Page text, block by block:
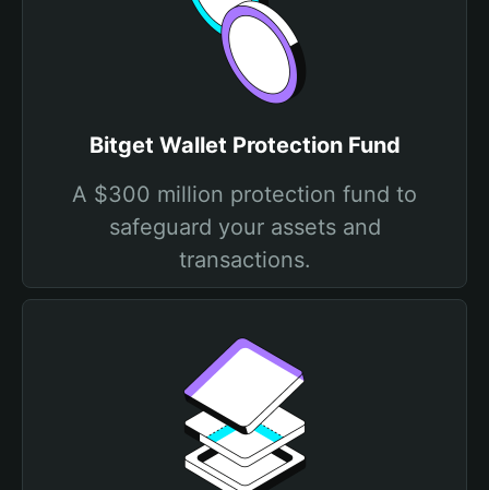
Bitget Wallet Protection Fund
A $300 million protection fund to
safeguard your assets and
transactions.